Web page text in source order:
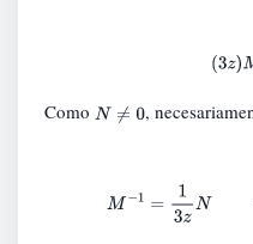
(3z)
Como N≠ 0 ,
M− 1=